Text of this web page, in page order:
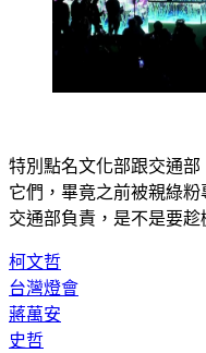
特別點名文化部跟交通
它們，畢竟之前被親綠
交通部負責，是不是要趁
柯文哲
台灣燈會
蔣萬安
史哲